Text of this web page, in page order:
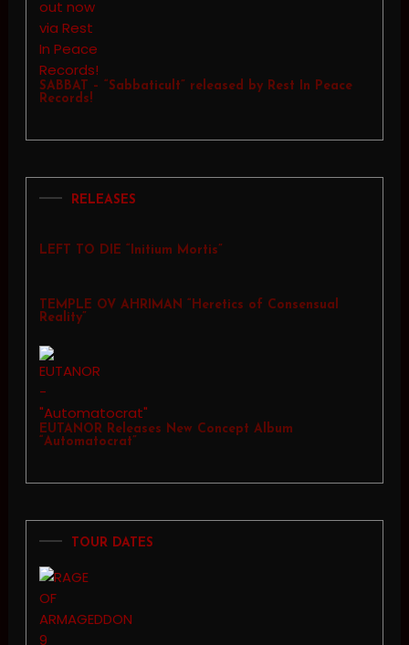
SABBAT – “Sabbaticult” released by Rest In Peace
Records!
RELEASES
LEFT TO DIE “Initium Mortis”
TEMPLE OV AHRIMAN “Heretics of Consensual
Reality”
EUTANOR Releases New Concept Album
“Automatocrat”
TOUR DATES